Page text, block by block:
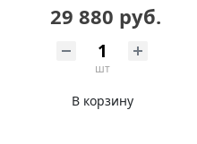
29 880 руб.
шт
В корзину